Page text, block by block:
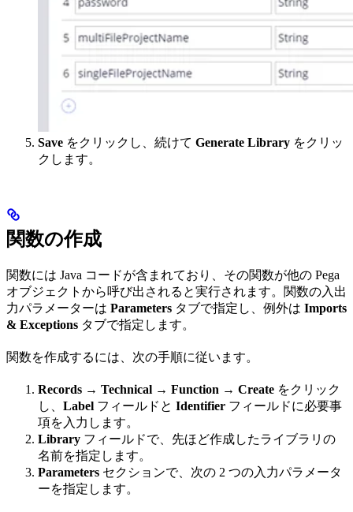
Save をクリックし、続けて Generate Library をクリッ
クします。
関数の作成
関数には Java コードが含まれており、その関数が他の Pega
オブジェクトから呼び出されると実行されます。関数の入出
力パラメーターは Parameters タブで指定し、例外は Imports
& Exceptions タブで指定します。
関数を作成するには、次の手順に従います。
Records → Technical → Function → Create をクリック
し、 Label フィールドと Identifier フィールドに必要事
項を入力します。
Library フィールドで、先ほど作成したライブラリの
名前を指定します。
Parameters セクションで、次の 2 つの入力パラメータ
ーを指定します。